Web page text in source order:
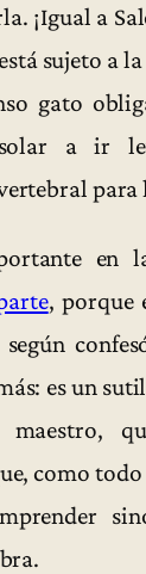
¡Igual a
sujeto a
gato
a ir
en
, porque
según
es un
maestro,
como todo